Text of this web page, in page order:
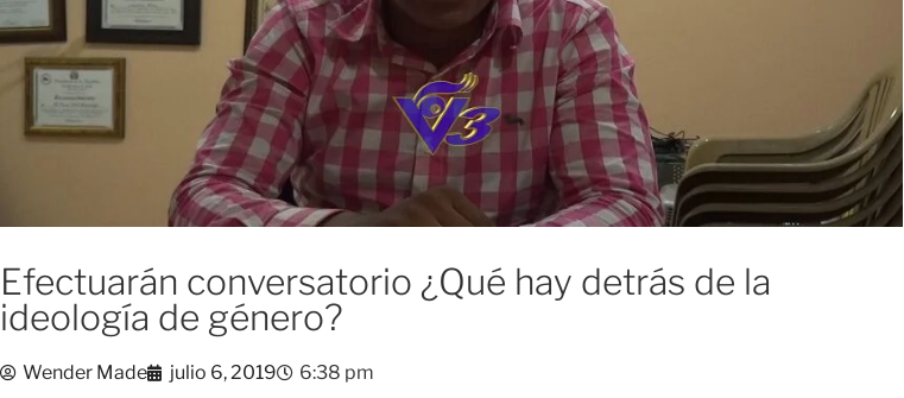
Efectuarán conversatorio ¿Qué hay detrás de la
ideología de género?
Wender Made julio 6, 2019 6:38 pm